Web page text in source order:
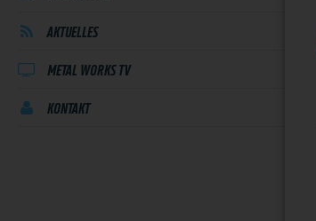
AKTUELLES
METAL WORKS TV
KONTAKT